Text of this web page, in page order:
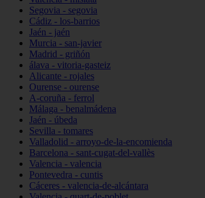
Segovia - segovia
Cádiz - los-barrios
Jaén - jaén
Murcia - san-javier
Madrid - griñón
álava - vitoria-gasteiz
Alicante - rojales
Ourense - ourense
A-coruña - ferrol
Málaga - benalmádena
Jaén - úbeda
Sevilla - tomares
Valladolid - arroyo-de-la-encomienda
Barcelona - sant-cugat-del-vallès
Valencia - valencia
Pontevedra - cuntis
Cáceres - valencia-de-alcántara